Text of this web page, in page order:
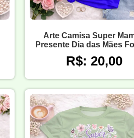
Arte Camisa Super
Presente Dia das Mães
R$: 20,00